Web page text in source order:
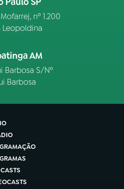
nº 1.200
Leopoldina
AM
Barbosa S/Nº
Barbosa